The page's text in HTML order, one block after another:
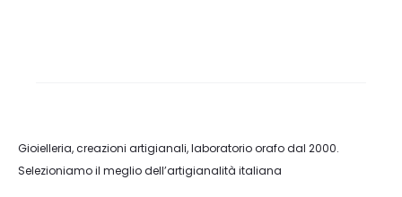
Gioielleria, creazioni artigianali, laboratorio orafo dal 2000.
Selezioniamo il meglio dell’artigianalità italiana